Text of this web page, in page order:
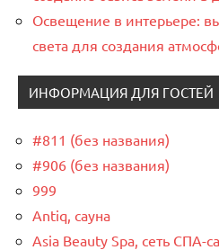
Освещение в интерьере:
света для создания
ИНФОРМАЦИЯ ДЛЯ ГОСТЕЙ
#811 (без названия)
#906 (без названия)
999
Antiq, сауна
Asia Beauty Spa, сеть СПА-